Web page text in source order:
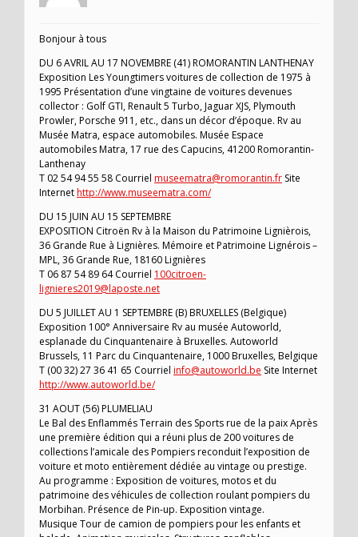
Bonjour à tous
DU 6 AVRIL AU 17 NOVEMBRE (41) ROMORANTIN LANTHENAY
Exposition Les Youngtimers voitures de collection de 1975 à
1995 Présentation d’une vingtaine de voitures devenues
collector : Golf GTI, Renault 5 Turbo, Jaguar XJS, Plymouth
Prowler, Porsche 911, etc., dans un décor d’époque. Rv au
Musée Matra, espace automobiles. Musée Espace
automobiles Matra, 17 rue des Capucins, 41200 Romorantin-
Lanthenay
T 02 54 94 55 58 Courriel museematra@romorantin.fr Site
Internethttp://www.museematra.com/
DU 15 JUIN AU 15 SEPTEMBRE
EXPOSITION Citroën Rv à la Maison du Patrimoine Lignièrois,
36 Grande Rue à Lignières. Mémoire et Patrimoine Lignérois –
MPL, 36 Grande Rue, 18160 Lignières
T 06 87 54 89 64 Courriel 100citroen-
lignieres2019@laposte.net
DU 5 JUILLET AU 1 SEPTEMBRE (B) BRUXELLES (Belgique)
Exposition 100° Anniversaire Rv au musée Autoworld,
esplanade du Cinquantenaire à Bruxelles. Autoworld
Brussels, 11 Parc du Cinquantenaire, 1000 Bruxelles, Belgique
T (00 32) 27 36 41 65 Courriel info@autoworld.be Site Internet
http://www.autoworld.be/
31 AOUT (56) PLUMELIAU
Le Bal des Enflammés Terrain des Sports rue de la paix Après
une première édition qui a réuni plus de 200 voitures de
collections l’amicale des Pompiers reconduit l’exposition de
voiture et moto entièrement dédiée au vintage ou prestige.
Au programme : Exposition de voitures, motos et du
patrimoine des véhicules de collection roulant pompiers du
Morbihan. Présence de Pin-up. Exposition vintage.
Musique Tour de camion de pompiers pour les enfants et